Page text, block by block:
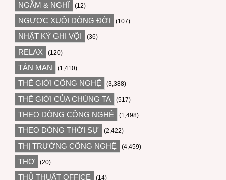
NGẪM & NGHĨ (12)
NGƯỢC XUÔI DÒNG ĐỜI (107)
NHẬT KÝ GHI VỘI (36)
RELAX (120)
TẢN MẠN (1,410)
THẾ GIỚI CÔNG NGHỆ (3,388)
THẾ GIỚI CỦA CHÚNG TA (517)
THEO DÒNG CÔNG NGHỆ (1,498)
THEO DÒNG THỜI SỰ (2,422)
THỊ TRƯỜNG CÔNG NGHỆ (4,459)
THƠ (20)
THỦ THUẬT OFFICE (14)